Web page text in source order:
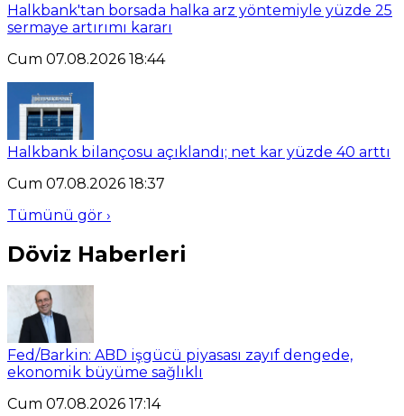
Halkbank'tan borsada halka arz yöntemiyle yüzde 25
sermaye artırımı kararı
Cum 07.08.2026 18:44
Halkbank bilançosu açıklandı; net kar yüzde 40 arttı
Cum 07.08.2026 18:37
Tümünü gör ›
Döviz Haberleri
Fed/Barkin: ABD işgücü piyasası zayıf dengede,
ekonomik büyüme sağlıklı
Cum 07.08.2026 17:14